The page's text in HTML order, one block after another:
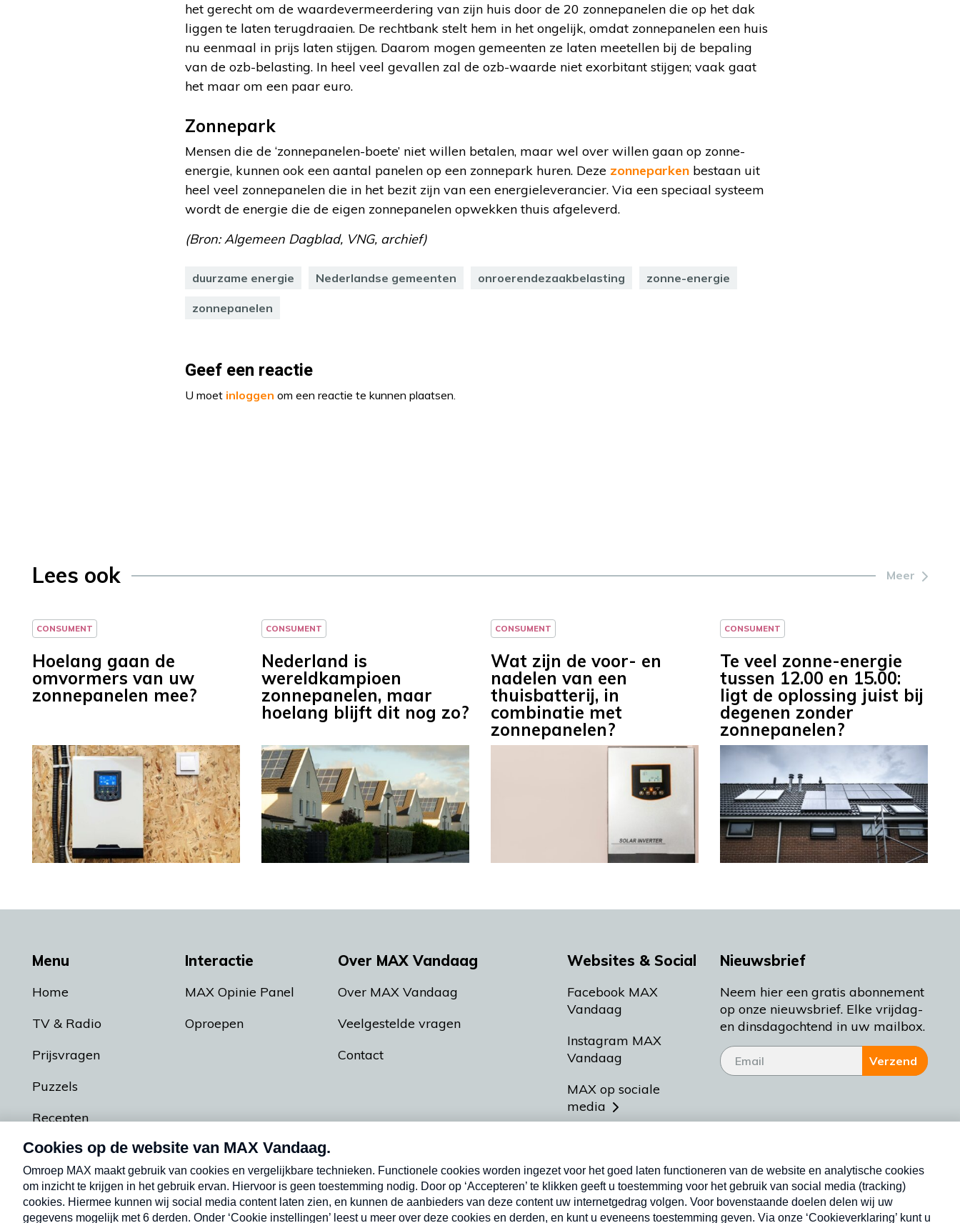
het gerecht om de waardevermeerdering van zijn huis door de 20 zonnepanelen die op het dak
liggen te laten terugdraaien. De rechtbank stelt hem in het ongelijk, omdat zonnepanelen een huis
nu eenmaal in prijs laten stijgen. Daarom mogen gemeenten ze laten meetellen bij de bepaling
van de ozb-belasting. In heel veel gevallen zal de ozb-waarde niet exorbitant stijgen; vaak gaat
het maar om een paar euro.
Zonnepark
Mensen die de ‘zonnepanelen-boete’ niet willen betalen, maar wel over willen gaan op zonne-
energie, kunnen ook een aantal panelen op een zonnepark huren. Deze zonneparken bestaan uit
heel veel zonnepanelen die in het bezit zijn van een energieleverancier. Via een speciaal systeem
wordt de energie die de eigen zonnepanelen opwekken thuis afgeleverd.
(Bron: Algemeen Dagblad, VNG, archief)
duurzame energie Nederlandse gemeenten onroerendezaakbelasting zonne-energie
zonnepanelen
Geef een reactie
U moet inloggen om een reactie te kunnen plaatsen.
Lees ook Meer
CONSUMENT
Hoelang gaan de
omvormers van uw
zonnepanelen mee?
CONSUMENT
Nederland is
wereldkampioen
zonnepanelen, maar
hoelang blijft dit nog zo?
CONSUMENT
Wat zijn de voor- en
nadelen van een
thuisbatterij, in
combinatie met
zonnepanelen?
CONSUMENT
Te veel zonne-energie
tussen 12.00 en 15.00:
ligt de oplossing juist bij
degenen zonder
zonnepanelen?
Menu
Home
TV & Radio
Prijsvragen
Puzzels
Recepten
Podcasts
Interactie
MAX Opinie Panel
Oproepen
Over MAX Vandaag
Over MAX Vandaag
Veelgestelde vragen
Contact
Websites & Social
Facebook MAX
Vandaag
Instagram MAX
Vandaag
MAX op sociale
media
Meldpunt Actueel
Heel Holland Bakt
Nieuwsbrief
Neem hier een gratis abonnement
op onze nieuwsbrief. Elke vrijdag-
en dinsdagochtend in uw mailbox.
Verzend
Nieuwsbrief
Neem hier een gratis abonnement op onze